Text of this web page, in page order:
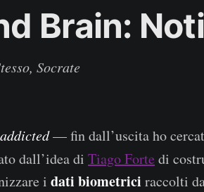
Brain:
Socrate
addicted— fin dall’uscita ho
dall’idea di Tiago Forte di
i dati biometrici raccolti